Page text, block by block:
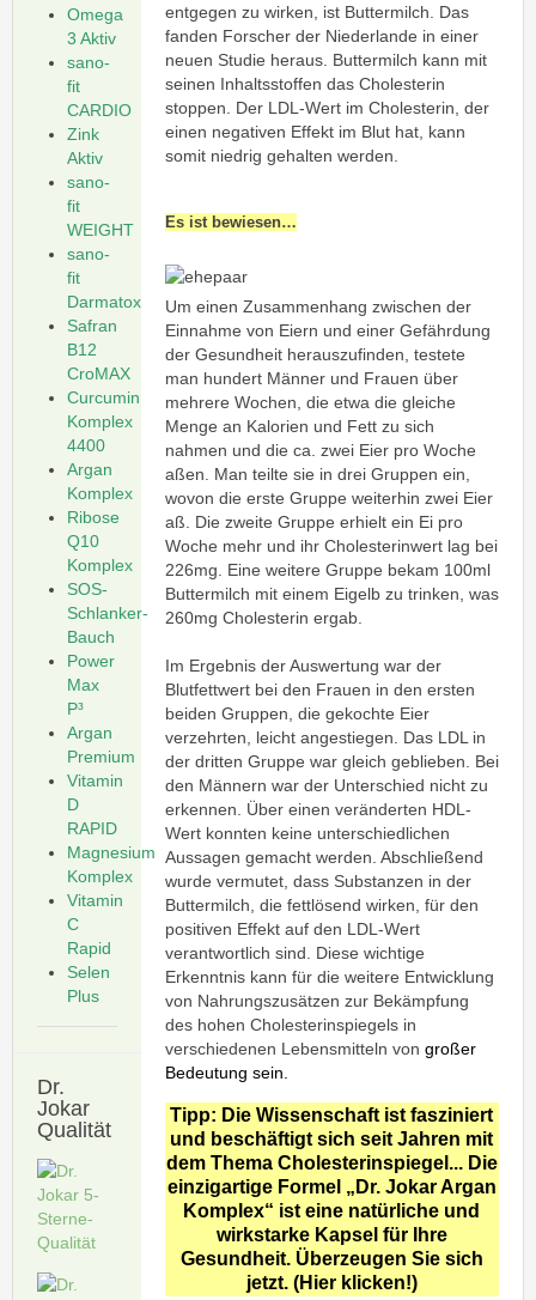
entgegen zu wirken, ist Buttermilch. Das
fanden Forscher der Niederlande in einer
neuen Studie heraus. Buttermilch kann mit
seinen Inhaltsstoffen das Cholesterin
stoppen. Der LDL-Wert im Cholesterin, der
einen negativen Effekt im Blut hat, kann
somit niedrig gehalten werden.
Es ist bewiesen…
Um einen Zusammenhang zwischen der
Einnahme von Eiern und einer Gefährdung
der Gesundheit herauszufinden, testete
man hundert Männer und Frauen über
mehrere Wochen, die etwa die gleiche
Menge an Kalorien und Fett zu sich
nahmen und die ca. zwei Eier pro Woche
aßen. Man teilte sie in drei Gruppen ein,
wovon die erste Gruppe weiterhin zwei Eier
aß. Die zweite Gruppe erhielt ein Ei pro
Woche mehr und ihr Cholesterinwert lag bei
226mg. Eine weitere Gruppe bekam 100ml
Buttermilch mit einem Eigelb zu trinken, was
260mg Cholesterin ergab.
Im Ergebnis der Auswertung war der
Blutfettwert bei den Frauen in den ersten
beiden Gruppen, die gekochte Eier
verzehrten, leicht angestiegen. Das LDL in
der dritten Gruppe war gleich geblieben. Bei
den Männern war der Unterschied nicht zu
erkennen. Über einen veränderten HDL-
Wert konnten keine unterschiedlichen
Aussagen gemacht werden. Abschließend
wurde vermutet, dass Substanzen in der
Buttermilch, die fettlösend wirken, für den
positiven Effekt auf den LDL-Wert
verantwortlich sind. Diese wichtige
Erkenntnis kann für die weitere Entwicklung
von Nahrungszusätzen zur Bekämpfung
des hohen Cholesterinspiegels in
verschiedenen Lebensmitteln von großer
Bedeutung sein.
Tipp: Die Wissenschaft ist fasziniert
und beschäftigt sich seit Jahren mit
dem Thema Cholesterinspiegel... Die
einzigartige Formel „Dr. Jokar Argan
Komplex“ ist eine natürliche und
wirkstarke Kapsel für Ihre
Gesundheit. Überzeugen Sie sich
jetzt. (Hier klicken!)
Omega
3 Aktiv
sano-
fit
CARDIO
Zink
Aktiv
sano-
fit
WEIGHT
sano-
fit
Darmatox
Safran
B12
CroMAX
Curcumin
Komplex
4400
Argan
Komplex
Ribose
Q10
Komplex
SOS-
Schlanker-
Bauch
Power
Max
P³
Argan
Premium
Vitamin
D
RAPID
Magnesium
Komplex
Vitamin
C
Rapid
Selen
Plus
Dr.
Jokar
Qualität